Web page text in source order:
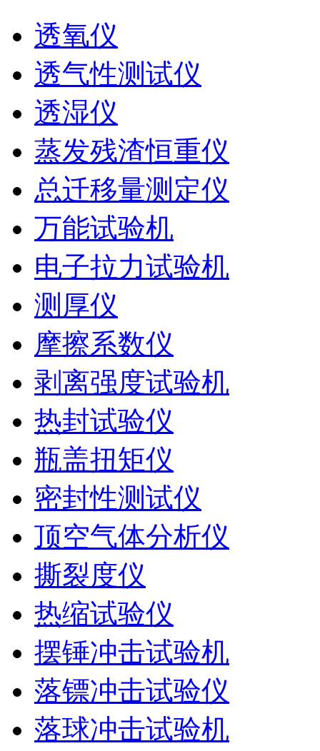
透氧仪
透气性测试仪
透湿仪
蒸发残渣恒重仪
总迁移量测定仪
万能试验机
电子拉力试验机
测厚仪
摩擦系数仪
剥离强度试验机
热封试验仪
瓶盖扭矩仪
密封性测试仪
顶空气体分析仪
撕裂度仪
热缩试验仪
摆锤冲击试验机
落镖冲击试验仪
落球冲击试验机